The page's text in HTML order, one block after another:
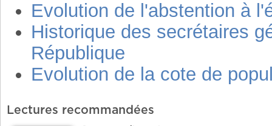
Evolution de l'abstention à
Historique des secrétaires
République
Evolution de la cote de
Lectures recommandées